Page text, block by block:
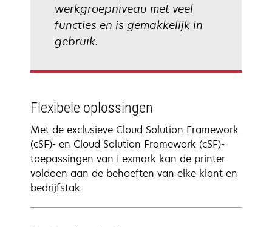
werkgroepniveau met veel
functies en is gemakkelijk in
gebruik.
Flexibele oplossingen
Met de exclusieve Cloud Solution Framework
(cSF)- en Cloud Solution Framework (cSF)-
toepassingen van Lexmark kan de printer
voldoen aan de behoeften van elke klant en
bedrijfstak.